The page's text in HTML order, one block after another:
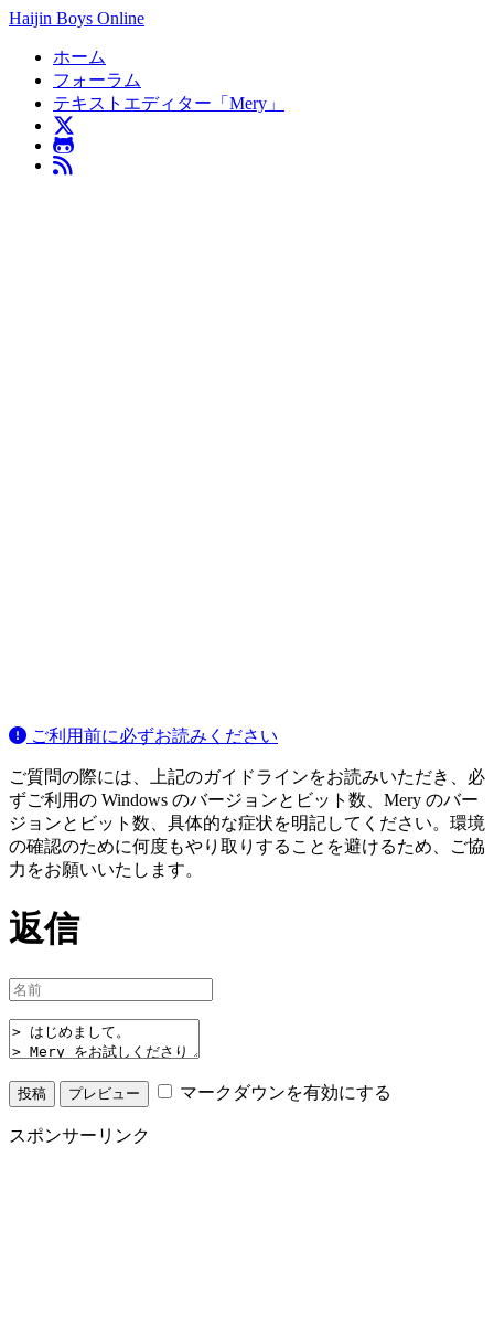
Haijin Boys Online
ホーム
フォーラム
テキストエディター「Mery」
ご利用前に必ずお読みください
ご質問の際には、上記のガイドラインをお読みいただき、必
ずご利用の Windows のバージョンとビット数、Mery のバー
ジョンとビット数、具体的な症状を明記してください。環境
の確認のために何度もやり取りすることを避けるため、ご協
力をお願いいたします。
返信
マークダウンを有効にする
スポンサーリンク